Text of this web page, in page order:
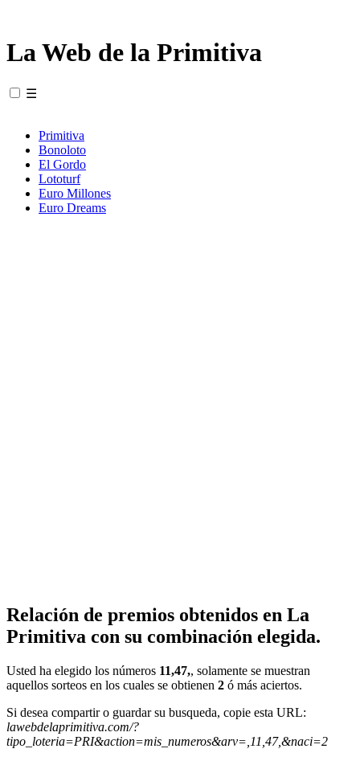
La Web de la Primitiva
☰
Primitiva
Bonoloto
El Gordo
Lototurf
Euro Millones
Euro Dreams
Relación de premios obtenidos en La
Primitiva con su combinación elegida.
Usted ha elegido los números 11,47,, solamente se muestran
aquellos sorteos en los cuales se obtienen 2 ó más aciertos.
Si desea compartir o guardar su busqueda, copie esta URL:
lawebdelaprimitiva.com/?
tipo_loteria=PRI&action=mis_numeros&arv=,11,47,&naci=2